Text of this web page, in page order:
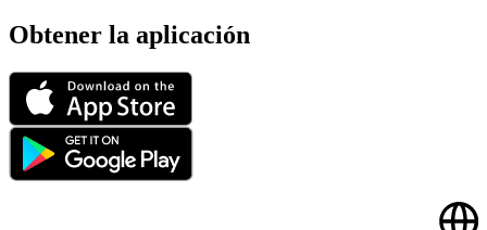
Obtener la aplicación